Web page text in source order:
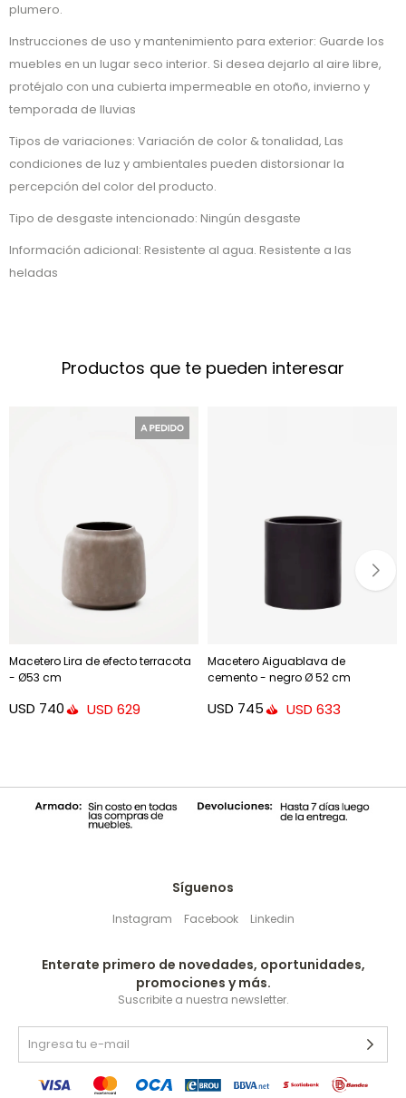
plumero.
Instrucciones de uso y mantenimiento para exterior: Guarde los
muebles en un lugar seco interior. Si desea dejarlo al aire libre,
protéjalo con una cubierta impermeable en otoño, invierno y
temporada de lluvias
Tipos de variaciones: Variación de color & tonalidad, Las
condiciones de luz y ambientales pueden distorsionar la
percepción del color del producto.
Tipo de desgaste intencionado: Ningún desgaste
Información adicional: Resistente al agua. Resistente a las
heladas
Productos que te pueden interesar
Macetero Lira de efecto terracota
- Ø53 cm
USD 740 USD 629
Macetero Aiguablava de
cemento - negro Ø 52 cm
USD 745 USD 633
Síguenos
Instagram Facebook Linkedin
Enterate primero de novedades, oportunidades,
promociones y más.
Suscribite a nuestra newsletter.